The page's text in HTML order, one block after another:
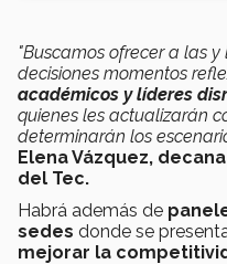
"Buscamos ofrecer a las
decisiones momentos
académicos y líderes
quienes les actualizarán
determinarán los
Elena Vázquez,
del Tec.
Habrá además de
sedes donde se
mejorar la